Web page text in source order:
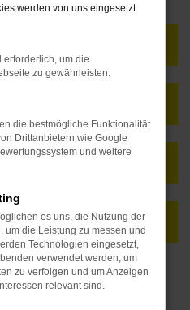
FAHRZEUGE
ANFRAGEN
AUTO ABO
werden von uns eingesetzt:
erforderlich, um die
zu gewährleisten.
die bestmögliche Funktionalität
Drittanbietern wie Google
und weitere
es uns, die Nutzung der
um die Leistung zu messen und
Technologien eingesetzt,
verwendet werden, um
zu verfolgen und um Anzeigen
relevant sind.